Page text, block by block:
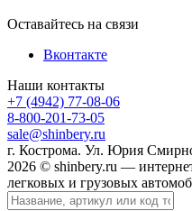
Оставайтесь на связи
Вконтакте
Наши контакты
+7 (4942) 77-08-06
8-800-201-73-05
sale@shinbery.ru
г. Кострома. Ул. Юрия
2026 © shinbery.ru —
легковых и грузовых